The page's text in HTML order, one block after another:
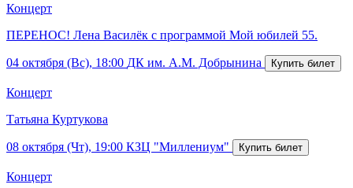
Концерт
ПЕРЕНОС! Лена Василёк с программой Мой юбилей 55.
04 октября (Вс), 18:00 ДК им. А.М. Добрынина
Концерт
Татьяна Куртукова
08 октября (Чт), 19:00 КЗЦ "Миллениум"
Концерт